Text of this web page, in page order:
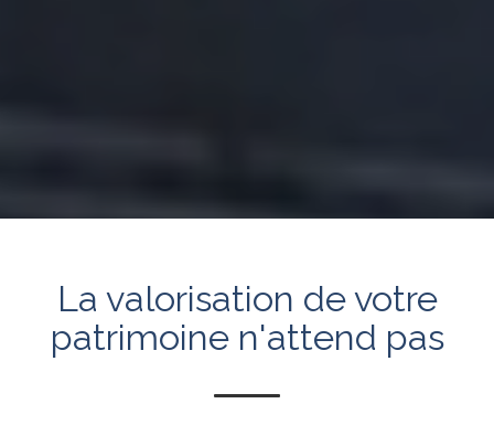
La valorisation de votre
patrimoine n'attend pas